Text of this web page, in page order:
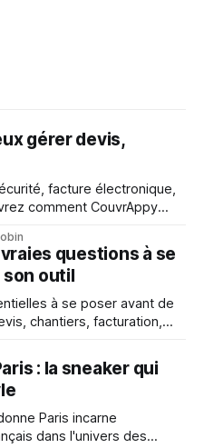
gérer devis,
facture électronique,
comment CouvrAppy
questions à se
outil
à se poser avant de
chantiers, facturation,
: la sneaker qui
Paris incarne
dans l'univers des